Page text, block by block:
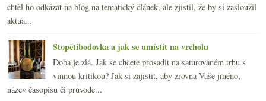
chtěl ho odkázat na blog na tematický článek, ale zjistil, že by si zasloužil
aktua...
Stopětibodovka a jak se umístit na vrcholu
Doba je zlá. Jak se chcete prosadit na saturovaném trhu s
vinnou kritikou? Jak si zajistit, aby zrovna Vaše jméno,
název časopisu či průvodc...